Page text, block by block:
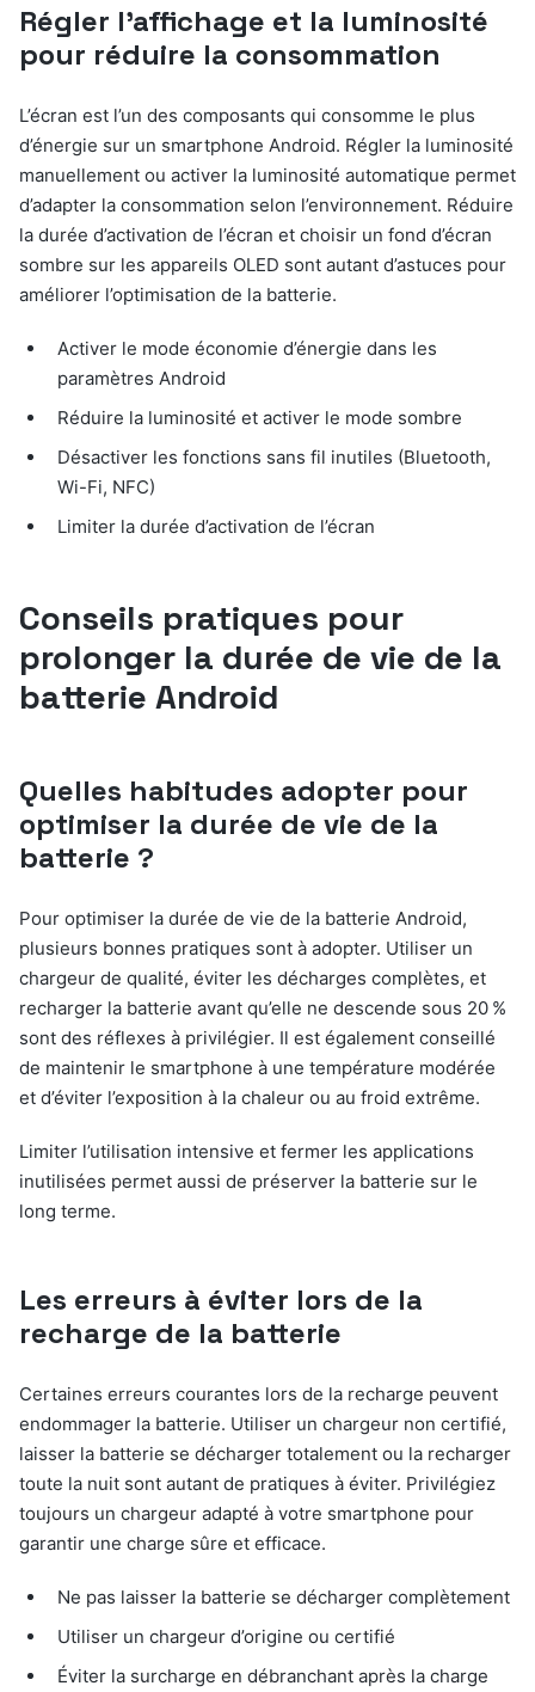
Régler l’affichage et la luminosité
pour réduire la consommation
L’écran est l’un des composants qui consomme le plus
d’énergie sur un smartphone Android. Régler la luminosité
manuellement ou activer la luminosité automatique permet
d’adapter la consommation selon l’environnement. Réduire
la durée d’activation de l’écran et choisir un fond d’écran
sombre sur les appareils OLED sont autant d’astuces pour
améliorer l’optimisation de la batterie.
Activer le mode économie d’énergie dans les
paramètres Android
Réduire la luminosité et activer le mode sombre
Désactiver les fonctions sans fil inutiles (Bluetooth,
Wi-Fi, NFC)
Limiter la durée d’activation de l’écran
Conseils pratiques pour
prolonger la durée de vie de la
batterie Android
Quelles habitudes adopter pour
optimiser la durée de vie de la
batterie ?
Pour optimiser la durée de vie de la batterie Android,
plusieurs bonnes pratiques sont à adopter. Utiliser un
chargeur de qualité, éviter les décharges complètes, et
recharger la batterie avant qu’elle ne descende sous 20 %
sont des réflexes à privilégier. Il est également conseillé
de maintenir le smartphone à une température modérée
et d’éviter l’exposition à la chaleur ou au froid extrême.
Limiter l’utilisation intensive et fermer les applications
inutilisées permet aussi de préserver la batterie sur le
long terme.
Les erreurs à éviter lors de la
recharge de la batterie
Certaines erreurs courantes lors de la recharge peuvent
endommager la batterie. Utiliser un chargeur non certifié,
laisser la batterie se décharger totalement ou la recharger
toute la nuit sont autant de pratiques à éviter. Privilégiez
toujours un chargeur adapté à votre smartphone pour
garantir une charge sûre et efficace.
Ne pas laisser la batterie se décharger complètement
Utiliser un chargeur d’origine ou certifié
Éviter la surcharge en débranchant après la charge